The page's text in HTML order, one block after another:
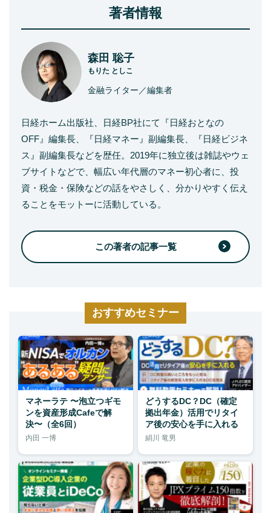
著者情報
森田 聡子
もりた としこ
金融ライター／編集者
日経ホーム出版社、日経BP社にて『日経おとなの
OFF』編集長、『日経マネー』副編集長、『日経ビジネ
ス』副編集長などを歴任。2019年に独立後は雑誌やウェ
ブサイトなどで、幅広い年代層のマネー初心者に、投
資・税金・保険などの話をやさしく、分かりやすく伝え
ることをモットーに活動している。
この著者の記事一覧
おすすめセミナー
マネーラテ 〜泡立つギモ
ンを資産形成Cafeで解
決〜（全6回）
内田 一博
どうするDC？DC（確定
拠出年金）活用でリタイ
ア後の安心を手に入れる
絹川 竜男